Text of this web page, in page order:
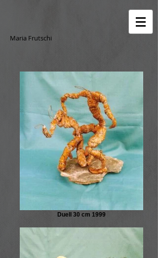
Maria Frutschi
Duell 30 cm 1999